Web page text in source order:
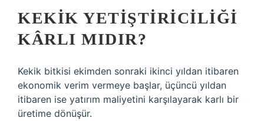
KEKIK YETIŞTIRICILIĞI
KÂRLI MIDIR?
Kekik bitkisi ekimden sonraki ikinci yıldan itibaren
ekonomik verim vermeye başlar, üçüncü yıldan
itibaren ise yatırım maliyetini karşılayarak karlı bir
üretime dönüşür.